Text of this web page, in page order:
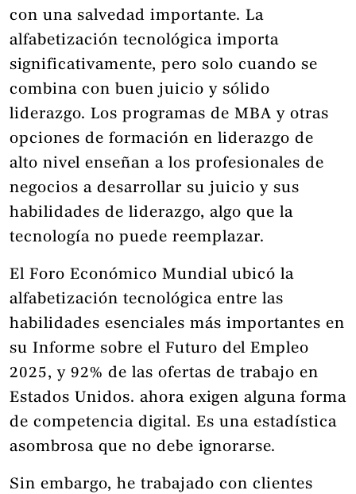
con una salvedad importante. La
alfabetización tecnológica importa
significativamente, pero solo cuando se
combina con buen juicio y sólido
liderazgo. Los programas de MBA y otras
opciones de formación en liderazgo de
alto nivel enseñan a los profesionales de
negocios a desarrollar su juicio y sus
habilidades de liderazgo, algo que la
tecnología no puede reemplazar.
El Foro Económico Mundial ubicó la
alfabetización tecnológica entre las
habilidades esenciales más importantes en
su Informe sobre el Futuro del Empleo
2025, y 92% de las ofertas de trabajo en
Estados Unidos. ahora exigen alguna forma
de competencia digital. Es una estadística
asombrosa que no debe ignorarse.
Sin embargo, he trabajado con clientes